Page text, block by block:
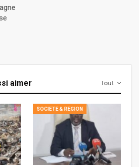
Tout
aimer
SOCIETE & REGION